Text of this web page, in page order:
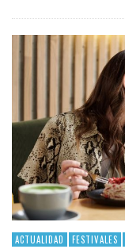
ACTUALIDAD FESTIVALES